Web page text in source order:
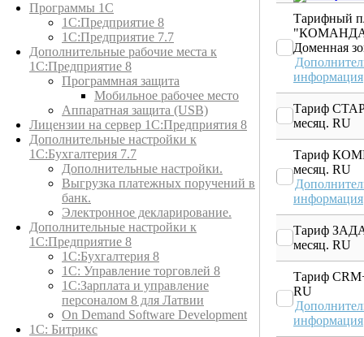
Программы 1С
1С:Предприятие 8
1С:Предприятие 7.7
Дополнительные рабочие места к
1С:Предприятие 8
Программная защита
Мобильное рабочее место
Аппаратная защита (USB)
Лицензии на сервер 1С:Предприятия 8
Дополнительные настройки к
1С:Бухгалтерия 7.7
Дополнительные настройки.
Выгрузка платежных поручений в
банк.
Электронное декларирование.
Дополнительные настройки к
1С:Предприятие 8
1С:Бухгалтерия 8
1C: Управление торговлей 8
1С:Зарплата и управление
персоналом 8 для Латвии
On Demand Software Development
1С: Битрикс
Тарифный
Доменная
информация
Тариф
месяц. RU
Тариф
месяц. RU
информация
Тариф
месяц. RU
Тариф
RU
информация